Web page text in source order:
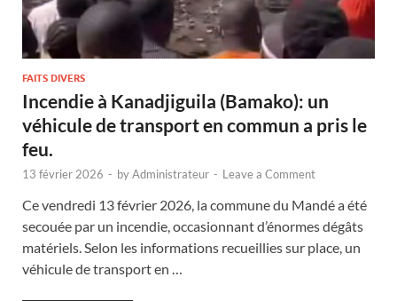
FAITS DIVERS
Incendie à Kanadjiguila (Bamako): un
véhicule de transport en commun a pris le
feu.
13 février 2026 - byAdministrateur - Leave a Comment
Ce vendredi 13 février 2026, la commune du Mandé a été
secouée par un incendie, occasionnant d’énormes dégâts
matériels. Selon les informations recueillies sur place, un
véhicule de transport en …